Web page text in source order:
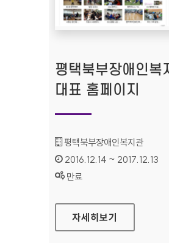
평택북부장애인복
대표 홈페이지
기관명 :
평택북부장애인복지관
인증기간 :
2016.12.14 ~ 2017.12.13
상태 :
만료
평택북부장애인복지관
자세히보기